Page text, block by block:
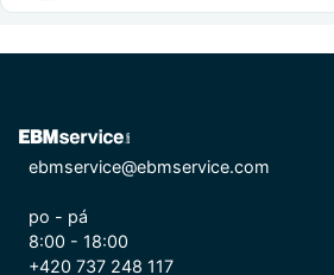
ebmservice@ebmservice.com
po - pá
8:00 - 18:00
+420 737 248 117